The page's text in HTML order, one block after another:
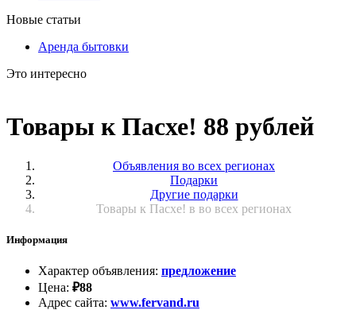
Новые статьи
Аренда бытовки
Это интересно
Товары к Пасхе! 88 рублей
Объявления во всех регионах
Подарки
Другие подарки
Товары к Пасхе! в во всех регионах
Информация
Характер объявления: предложение
Цена: ₽88
Адрес сайта: www.fervand.ru